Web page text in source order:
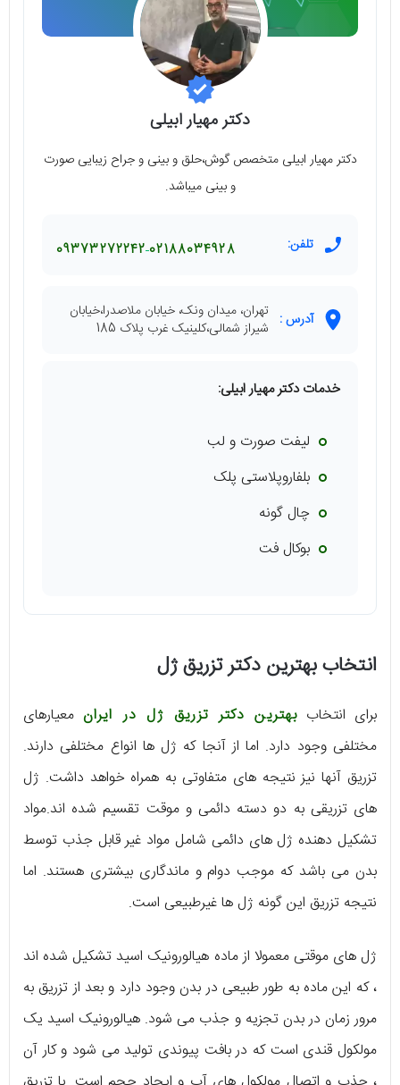
دکتر مهیار ابیلی
دکتر مهیار ابیلی متخصص گوش،حلق و بینی و جراح زیبایی صورت
و بینی میباشد.
تلفن: 02188034928
09373272242
آدرس : تهران، میدان ونک، خیابان ملاصدرا،خیابان
شیراز شمالی،کلینیک غرب پلاک 185
خدمات دکتر مهیار ابیلی:
لیفت صورت و لب
بلفاروپلاستی پلک
چال گونه
بوکال فت
انتخاب بهترین دکتر تزریق ژل
برای انتخاب بهترین دکتر تزریق ژل در ایران معیارهای
مختلفی وجود دارد. اما از آنجا که ژل ها انواع مختلفی دارند.
تزریق آنها نیز نتیجه های متفاوتی به همراه خواهد داشت. ژل
های تزریقی به دو دسته دائمی و موقت تقسیم شده اند.مواد
تشکیل دهنده ژل های دائمی شامل مواد غیر قابل جذب توسط
بدن می باشد که موجب دوام و ماندگاری بیشتری هستند. اما
نتیجه تزریق این گونه ژل ها غیرطبیعی است.
ژل های موقتی معمولا از ماده هیالورونیک اسید تشکیل شده اند
، که این ماده به طور طبیعی در بدن وجود دارد و بعد از تزریق به
مرور زمان در بدن تجزیه و جذب می شود. هیالورونیک اسید یک
مولکول قندی است که در بافت پیوندی تولید می شود و کار آن